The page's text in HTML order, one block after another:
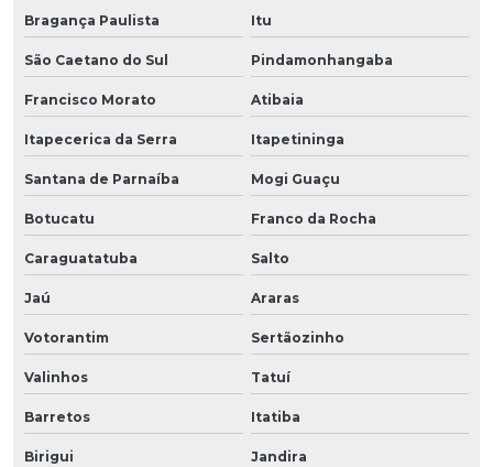
Bragança Paulista Itu
São Caetano do Sul Pindamonhangaba
Francisco Morato Atibaia
Itapecerica da Serra Itapetininga
Santana de Parnaíba Mogi Guaçu
Botucatu Franco da Rocha
Caraguatatuba Salto
Jaú Araras
Votorantim Sertãozinho
Valinhos Tatuí
Barretos Itatiba
Birigui Jandira